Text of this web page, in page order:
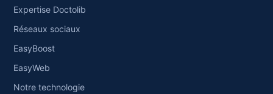
Expertise Doctolib
Réseaux sociaux
EasyBoost
EasyWeb
Notre technologie